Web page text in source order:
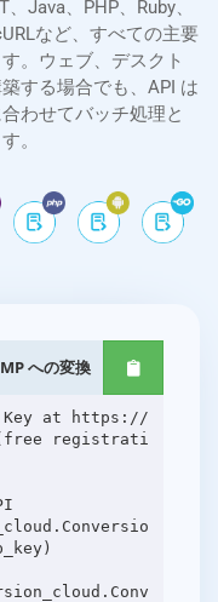
Java、PHP、Ruby、
など、すべての主要
。ウェブ、デスクト
する場合でも、API は
わせてバッチ処理と
。
への変換
Key at https://
(free registrati